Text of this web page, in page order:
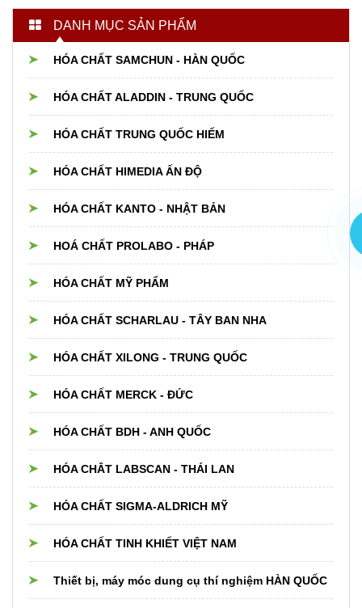
DANH MỤC SẢN PHẨM
HÓA CHẤT SAMCHUN - HÀN QUỐC
HÓA CHẤT ALADDIN - TRUNG QUỐC
HÓA CHẤT TRUNG QUỐC HIẾM
HÓA CHẤT HIMEDIA ẤN ĐỘ
HÓA CHẤT KANTO - NHẬT BẢN
HOÁ CHẤT PROLABO - PHÁP
HÓA CHẤT MỸ PHẨM
HÓA CHẤT SCHARLAU - TÂY BAN NHA
HÓA CHẤT XILONG - TRUNG QUỐC
HÓA CHẤT MERCK - ĐỨC
HÓA CHẤT BDH - ANH QUỐC
HÓA CHÂT LABSCAN - THÁI LAN
HÓA CHẤT SIGMA-ALDRICH MỸ
HÓA CHẤT TINH KHIẾT VIỆT NAM
Thiết bị, máy móc dung cụ thí nghiệm HÀN QUỐC